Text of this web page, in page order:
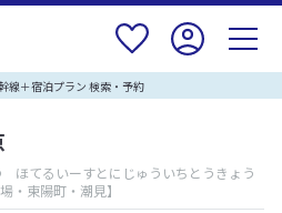
線＋宿泊プラン 検索・予約
ほてるいーすとにじゅういちとうきょう
・東陽町・潮見】